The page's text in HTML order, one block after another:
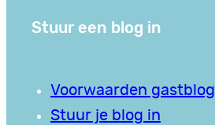
Stuur een blog in
Voorwaarden gastblog
Stuur je blog in